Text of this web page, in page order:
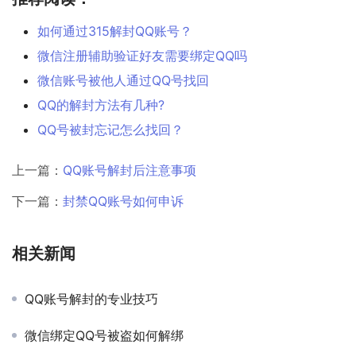
如何通过315解封QQ账号？
微信注册辅助验证好友需要绑定QQ吗
微信账号被他人通过QQ号找回
QQ的解封方法有几种?
QQ号被封忘记怎么找回？
上一篇： QQ账号解封后注意事项
下一篇： 封禁QQ账号如何申诉
相关新闻
QQ账号解封的专业技巧
微信绑定QQ号被盗如何解绑